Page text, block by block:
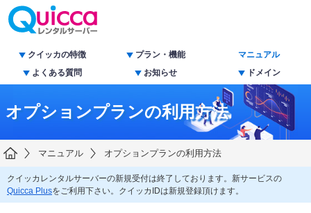
クイッカの特徴 プラン・機能
マニュアル
よくある質問
お知らせ ドメイン
オプションプランの利用方法
マニュアル オプションプランの利用方法
クイッカレンタルサーバーの新規受付は終了しております。新サービスの
Quicca Plusをご利用下さい。クイッカIDは新規登録頂けます。